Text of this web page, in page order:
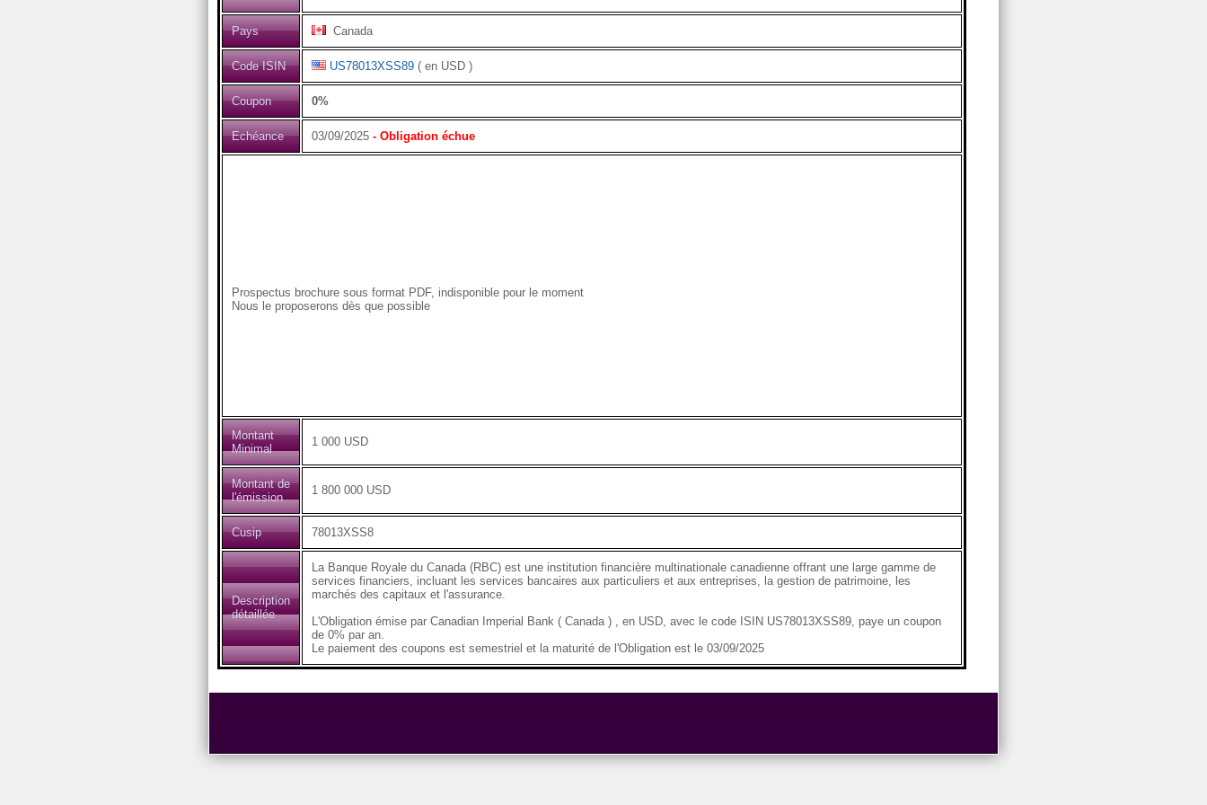
Pays Canada
Code ISIN US78013XSS89( en USD )
Coupon 0%
Echéance 03/09/2025- Obligation échue
Prospectus brochure sous format PDF, indisponible pour le moment
Nous le proposerons dès que possible
Montant
Minimal
1 000 USD
Montant de
l'émission
1 800 000 USD
Cusip 78013XSS8
Description
détaillée
La Banque Royale du Canada (RBC) est une institution financière multinationale canadienne offrant une large gamme de
services financiers, incluant les services bancaires aux particuliers et aux entreprises, la gestion de patrimoine, les
marchés des capitaux et l'assurance.
L'Obligation émise par Canadian Imperial Bank ( Canada ) , en USD, avec le code ISIN US78013XSS89, paye un coupon
de 0% par an.
Le paiement des coupons est semestriel et la maturité de l'Obligation est le 03/09/2025